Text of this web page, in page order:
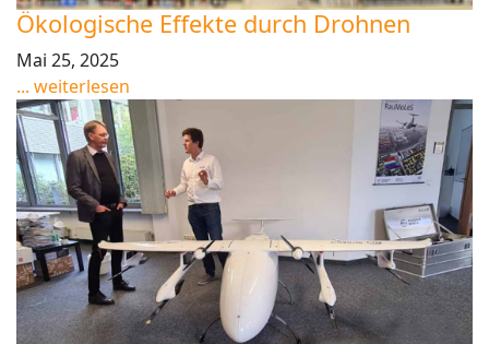
Ökologische Effekte durch Drohnen
Mai 25, 2025
... weiterlesen